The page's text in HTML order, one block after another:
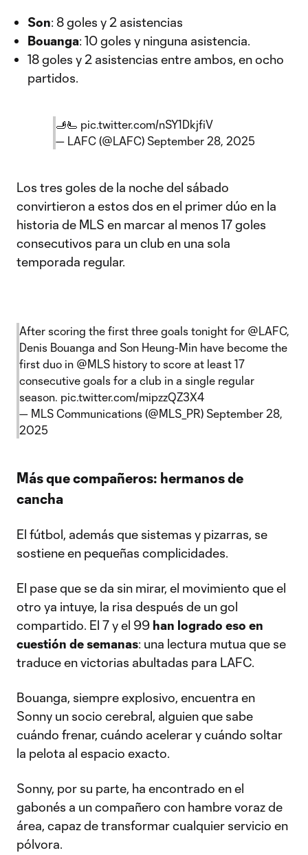
Son: 8 goles y 2 asistencias
Bouanga: 10 goles y ninguna asistencia.
18 goles y 2 asistencias entre ambos, en ocho
partidos.
🫸🫷 pic.twitter.com/nSY1DkjfiV
— LAFC (@LAFC) September 28, 2025
Los tres goles de la noche del sábado
convirtieron a estos dos en el primer dúo en la
historia de MLS en marcar al menos 17 goles
consecutivos para un club en una sola
temporada regular.
After scoring the first three goals tonight for @LAFC,
Denis Bouanga and Son Heung-Min have become the
first duo in @MLS history to score at least 17
consecutive goals for a club in a single regular
season. pic.twitter.com/mipzzQZ3X4
— MLS Communications (@MLS_PR) September 28,
2025
Más que compañeros: hermanos de
cancha
El fútbol, además que sistemas y pizarras, se
sostiene en pequeñas complicidades.
El pase que se da sin mirar, el movimiento que el
otro ya intuye, la risa después de un gol
compartido. El 7 y el 99 han logrado eso en
cuestión de semanas: una lectura mutua que se
traduce en victorias abultadas para LAFC.
Bouanga, siempre explosivo, encuentra en
Sonny un socio cerebral, alguien que sabe
cuándo frenar, cuándo acelerar y cuándo soltar
la pelota al espacio exacto.
Sonny, por su parte, ha encontrado en el
gabonés a un compañero con hambre voraz de
área, capaz de transformar cualquier servicio en
pólvora.